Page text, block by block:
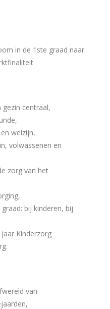
in de 1ste graad naar
centraal,
welzijn,
volwassenen en
zorg van het
bij kinderen, bij
Kinderzorg
van